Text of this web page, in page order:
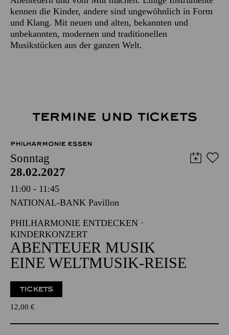
kennen die Kinder, andere sind ungewöhnlich in Form
und Klang. Mit neuen und alten, bekannten und
unbekannten, modernen und traditionellen
Musikstücken aus der ganzen Welt.
TERMINE UND TICKETS
PHILHARMONIE ESSEN
Sonntag
28.02.2027
11:00 - 11:45
NATIONAL-BANK Pavillon
PHILHARMONIE ENTDECKEN ·
KINDERKONZERT
ABENTEUER MUSIK
EINE WELTMUSIK-REISE
TICKETS
12,00 €